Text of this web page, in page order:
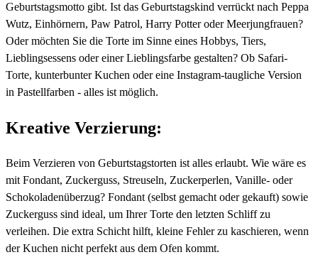
Geburtstagsmotto gibt. Ist das Geburtstagskind verrückt nach Peppa
Wutz, Einhörnern, Paw Patrol, Harry Potter oder Meerjungfrauen?
Oder möchten Sie die Torte im Sinne eines Hobbys, Tiers,
Lieblingsessens oder einer Lieblingsfarbe gestalten? Ob Safari-
Torte, kunterbunter Kuchen oder eine Instagram-taugliche Version
in Pastellfarben - alles ist möglich.
Kreative Verzierung:
Beim Verzieren von Geburtstagstorten ist alles erlaubt. Wie wäre es
mit Fondant, Zuckerguss, Streuseln, Zuckerperlen, Vanille- oder
Schokoladenüberzug? Fondant (selbst gemacht oder gekauft) sowie
Zuckerguss sind ideal, um Ihrer Torte den letzten Schliff zu
verleihen. Die extra Schicht hilft, kleine Fehler zu kaschieren, wenn
der Kuchen nicht perfekt aus dem Ofen kommt.